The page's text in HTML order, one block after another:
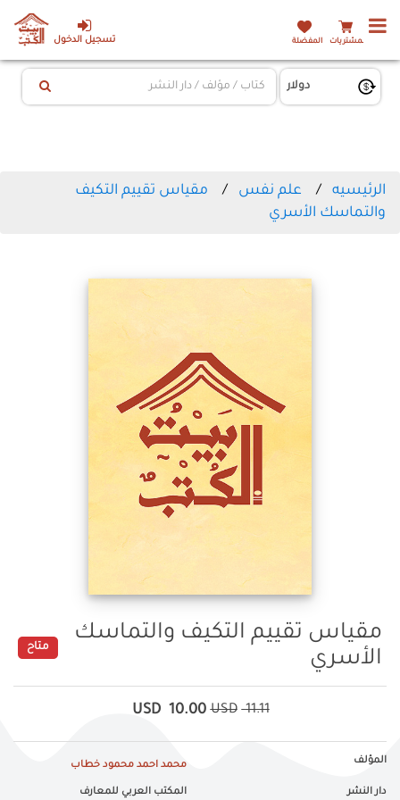
تسجيل الدخول المشتريات المفضلة
الرئيسيه علم نفس
مقياس تقييم التكيف
والتماسك الأسري
مقياس تقييم التكيف والتماسك
الأسري
متاح
11.11
USD
10.00
USD
المؤلف محمد احمد محمود خطاب
دار النشر المكتب العربي للمعارف